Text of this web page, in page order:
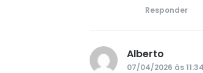
Responder
Alberto
07/04/2026 às 11:34